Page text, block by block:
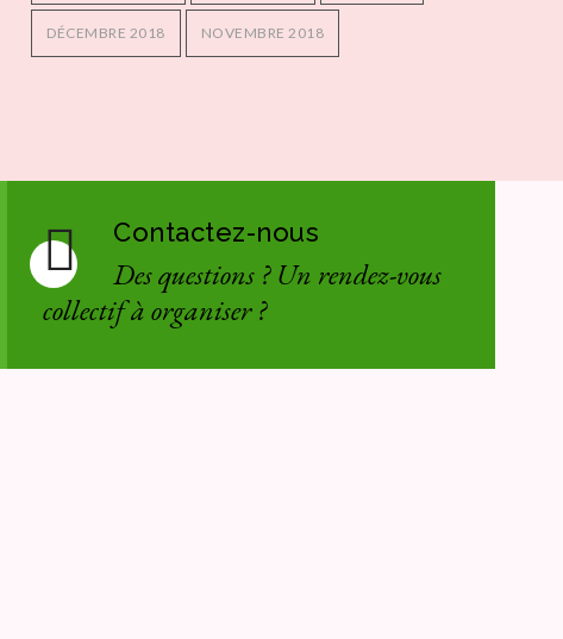
DÉCEMBRE 2018 NOVEMBRE 2018
Contactez-nous
Des questions ? Un rendez-vous
collectif à organiser ?